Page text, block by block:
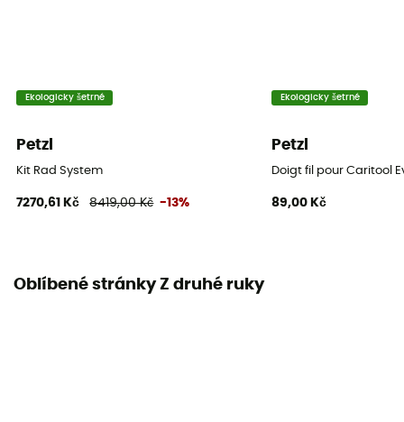
Ekologicky šetrné
Petzl
Kit Rad System
7270,61 Kč 8419,00 Kč -13%
Ekologicky šetrné
Petzl
Doigt fil pour Caritool
89,00 Kč
Oblíbené stránky Z druhé ruky